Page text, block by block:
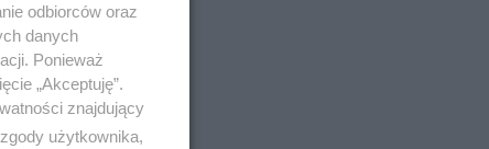
odbiorców oraz
danych
Ponieważ
„Akceptuję”.
znajdujący
użytkownika,